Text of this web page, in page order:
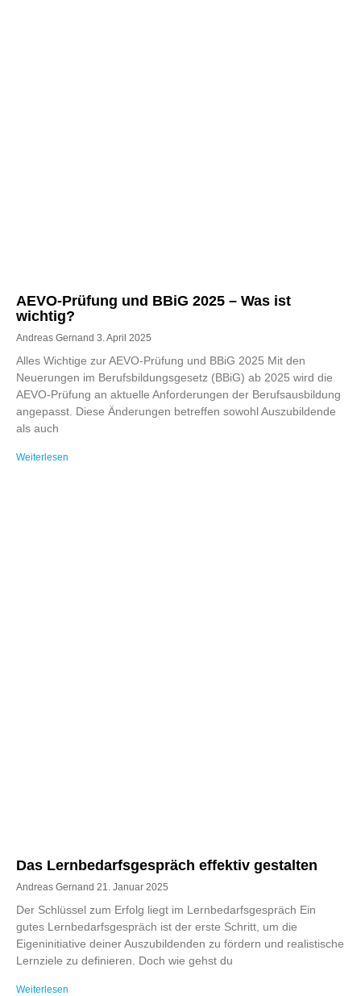
AEVO-Prüfung und BBiG 2025 – Was ist
wichtig?
Andreas Gernand 3. April 2025
Alles Wichtige zur AEVO-Prüfung und BBiG 2025 Mit den
Neuerungen im Berufsbildungsgesetz (BBiG) ab 2025 wird die
AEVO-Prüfung an aktuelle Anforderungen der Berufsausbildung
angepasst. Diese Änderungen betreffen sowohl Auszubildende
als auch
Weiterlesen
Das Lernbedarfsgespräch effektiv gestalten
Andreas Gernand 21. Januar 2025
Der Schlüssel zum Erfolg liegt im Lernbedarfsgespräch Ein
gutes Lernbedarfsgespräch ist der erste Schritt, um die
Eigeninitiative deiner Auszubildenden zu fördern und realistische
Lernziele zu definieren. Doch wie gehst du
Weiterlesen